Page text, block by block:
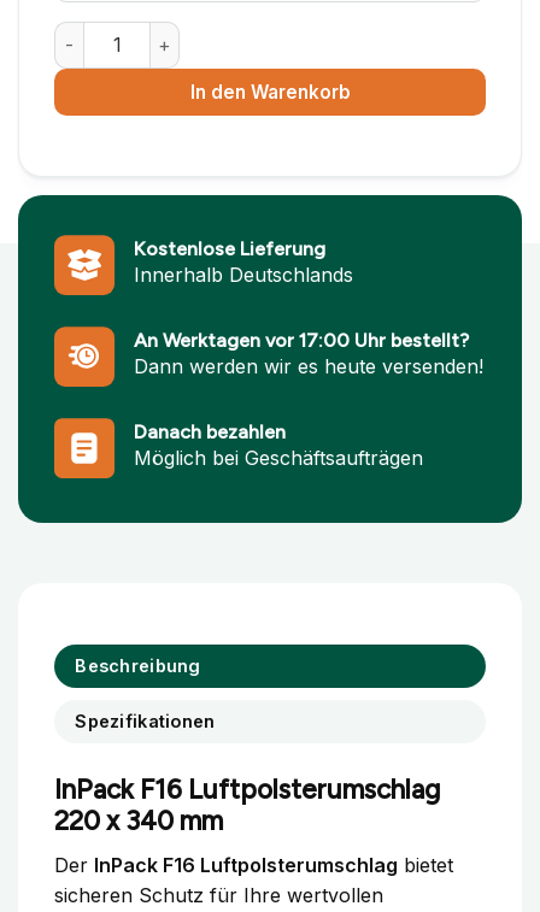
Luftpolsterumschlag Weiß - 220 x 340 mm - Größe F/6
In den Warenkorb
Kostenlose Lieferung
Innerhalb Deutschlands
An Werktagen vor 17:00 Uhr bestellt?
Dann werden wir es heute versenden!
Danach bezahlen
Möglich bei Geschäftsaufträgen
Beschreibung
Spezifikationen
InPack F16 Luftpolsterumschlag
220 x 340 mm
Der InPack F16 Luftpolsterumschlag bietet
sicheren Schutz für Ihre wertvollen